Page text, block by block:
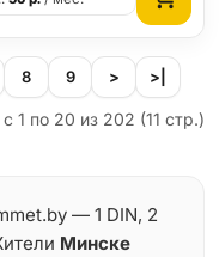
8 9 > >|
1 по 20 из 202 (11 стр.)
— 1 DIN, 2
Минске